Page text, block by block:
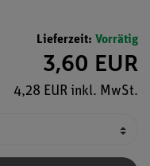
Lieferzeit: Vorrätig
3,60 EUR
4,28 EUR inkl. MwSt.